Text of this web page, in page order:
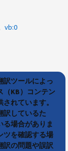
vb:0
訳ツールによっ
（KB）コンテン
れています。
訳しているた
る場合がありま
ツを確認する場
訳の問題や誤訳